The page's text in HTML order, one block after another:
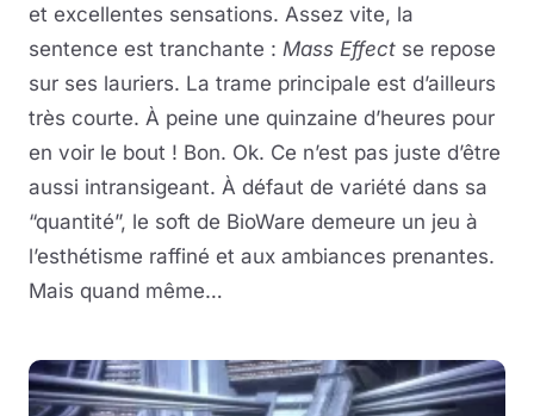
et excellentes sensations. Assez vite, la
sentence est tranchante : Mass Effect se repose
sur ses lauriers. La trame principale est d’ailleurs
très courte. À peine une quinzaine d’heures pour
en voir le bout ! Bon. Ok. Ce n’est pas juste d’être
aussi intransigeant. À défaut de variété dans sa
“quantité”, le soft de BioWare demeure un jeu à
l’esthétisme raffiné et aux ambiances prenantes.
Mais quand même…